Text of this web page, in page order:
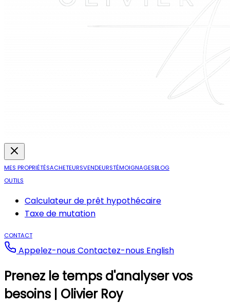
MES PROPRIÉTÉSACHETEURSVENDEURSTÉMOIGNAGESBLOG
OUTILS
Calculateur de prêt hypothécaire
Taxe de mutation
CONTACT
Appelez-nousContactez-nous English
Prenez le temps d'analyser vos
besoins | Olivier Roy